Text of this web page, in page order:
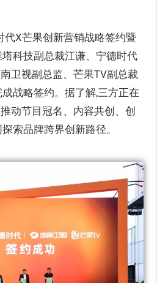
代X芒果创新营销战略签约暨
科技副总裁江谦、宁德时代
卫视副总监、芒果TV副总裁
战略签约。据了解,三方正在
动节目冠名、内容共创、创
索品牌跨界创新路径。